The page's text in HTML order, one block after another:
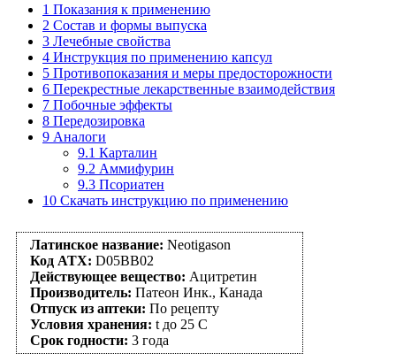
1 Показания к применению
2 Состав и формы выпуска
3 Лечебные свойства
4 Инструкция по применению капсул
5 Противопоказания и меры предосторожности
6 Перекрестные лекарственные взаимодействия
7 Побочные эффекты
8 Передозировка
9 Аналоги
9.1 Карталин
9.2 Аммифурин
9.3 Псориатен
10 Скачать инструкцию по применению
Латинское название: Neotigason
Код АТХ: D05BB02
Действующее вещество: Ацитретин
Производитель: Патеон Инк., Канада
Отпуск из аптеки: По рецепту
Условия хранения: t до 25 С
Срок годности: 3 года